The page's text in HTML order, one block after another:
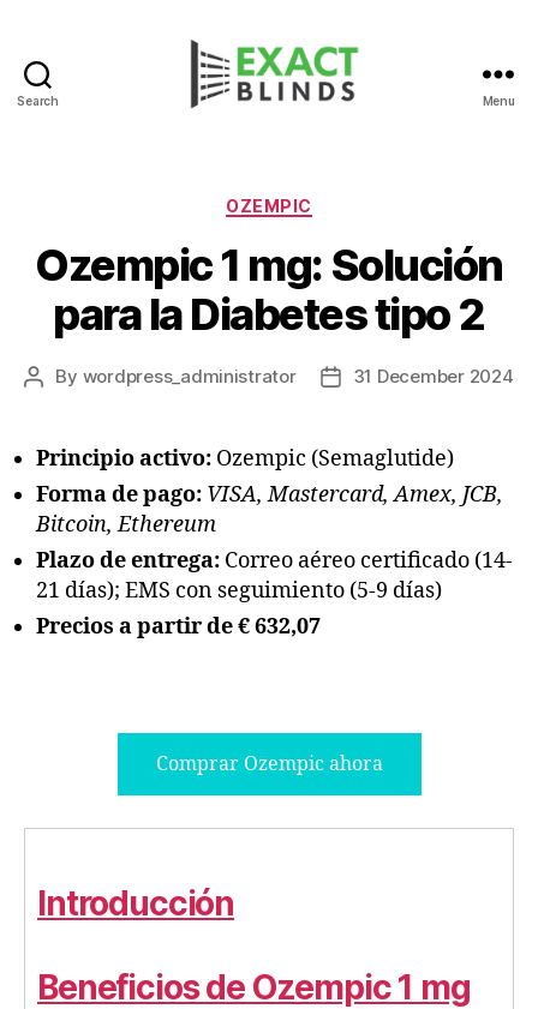
Search Menu
Categories
OZEMPIC
Ozempic 1 mg: Solución
para la Diabetes tipo 2
Post
By wordpress_administrator
Post31 December 2024
Principio activo: Ozempic (Semaglutide)
Forma de pago: VISA, Mastercard, Amex, JCB,
Bitcoin, Ethereum
Plazo de entrega: Correo aéreo certificado (14-
21 días); EMS con seguimiento (5-9 días)
Precios a partir de € 632,07
Comprar Ozempic ahora
Introducción
Beneficios de Ozempic 1 mg